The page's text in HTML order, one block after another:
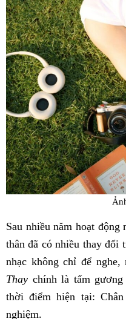
Sau nhiều năm hoạt động
thân đã có nhiều thay
nhạc không chỉ để nghe,
Thay chính là tấm
thời điểm hiện tại:
nghiệm.